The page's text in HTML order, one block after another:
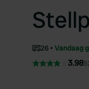
26 Vandaag
3.98